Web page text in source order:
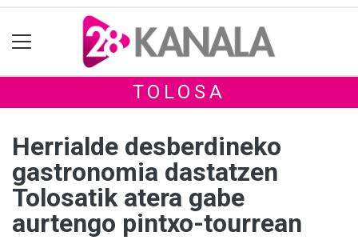
TOLOSA
Herrialde desberdineko
gastronomia dastatzen
Tolosatik atera gabe
aurtengo pintxo-tourrean